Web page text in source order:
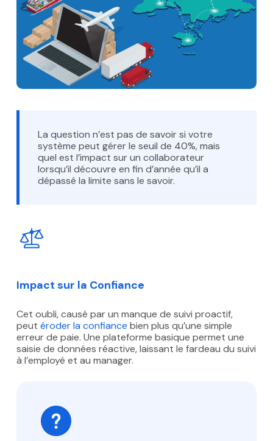
La question n’est pas de savoir si votre
système peut gérer le seuil de 40%, mais
quel est l’impact sur un collaborateur
lorsqu’il découvre en fin d’année qu’il a
dépassé la limite sans le savoir.
Impact sur la Confiance
Cet oubli, causé par un manque de suivi proactif,
peut éroder la confiance bien plus qu’une simple
erreur de paie. Une plateforme basique permet une
saisie de données réactive, laissant le fardeau du suivi
à l’employé et au manager.